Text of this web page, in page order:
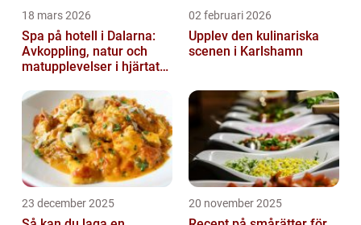
18 mars 2026
Spa på hotell i Dalarna:
Avkoppling, natur och
matupplevelser i hjärtat
02 februari 2026
Upplev den kulinariska
scenen i Karlshamn
23 december 2025 20 november 2025